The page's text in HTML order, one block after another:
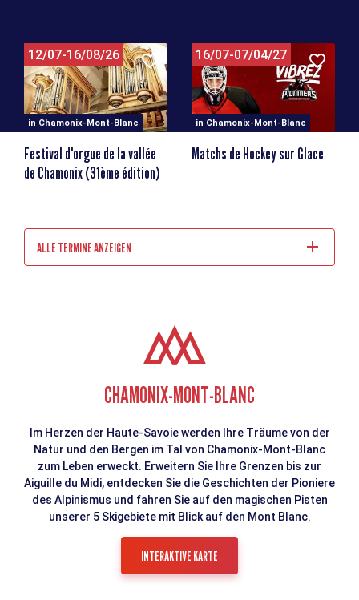
12/07-16/08/26
in Chamonix-Mont-Blanc
Festival d'orgue de la vallée
de Chamonix (31ème édition)
16/07-07/04/27
in Chamonix-Mont-Blanc
Matchs de Hockey sur Glace
ALLE TERMINE ANZEIGEN
CHAMONIX-MONT-BLANC
Im Herzen der Haute-Savoie werden Ihre Träume von der
Natur und den Bergen im Tal von Chamonix-Mont-Blanc
zum Leben erweckt. Erweitern Sie Ihre Grenzen bis zur
Aiguille du Midi, entdecken Sie die Geschichten der Pioniere
des Alpinismus und fahren Sie auf den magischen Pisten
unserer 5 Skigebiete mit Blick auf den Mont Blanc.
INTERAKTIVE KARTE